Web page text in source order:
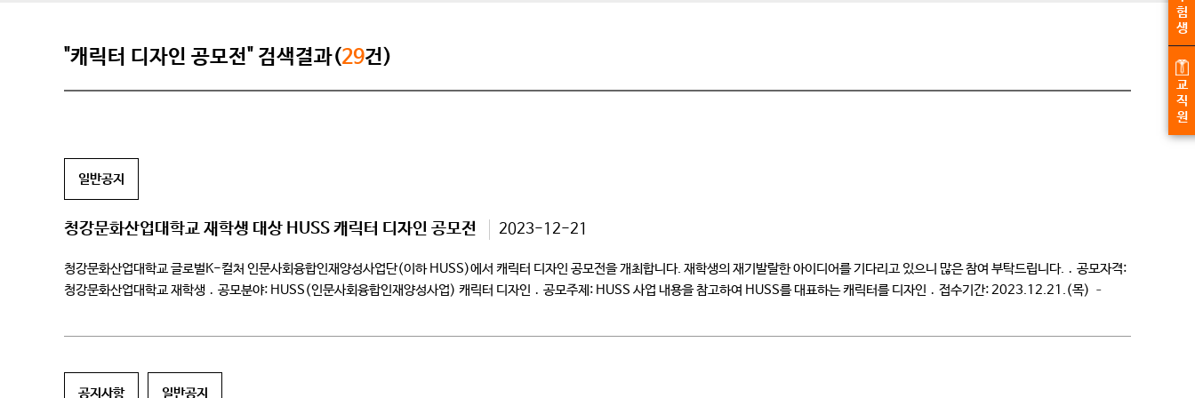
"캐릭터 디자인 공모전" 검색결과(29건)
일반공지
청강문화산업대학교 재학생 대상 HUSS 캐릭터 디자인 공모전 2023-12-21
청강문화산업대학교 글로벌K-컬처 인문사회융합인재양성사업단(이하 HUSS)에서 캐릭터 디자인 공모전을 개최합니다. 재학생의 재기발랄한 아이디어를 기다리고 있으니 많은 참여 부탁드립니다. ․ 공모자격:
청강문화산업대학교 재학생 ․ 공모분야: HUSS(인문사회융합인재양성사업) 캐릭터 디자인 ․ 공모주제: HUSS 사업 내용을 참고하여 HUSS를 대표하는 캐릭터를 디자인 ․ 접수기간: 2023.12.21.(목) –
공지사항 일반공지
험
생
교
직
원